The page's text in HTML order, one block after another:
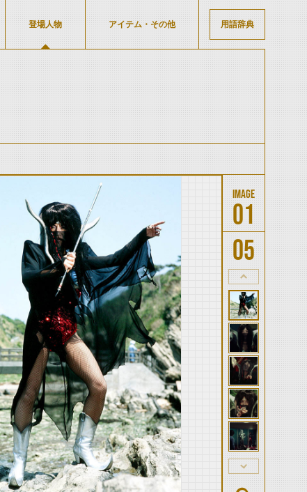
登場人物 アイテム・その他 用語辞典
01
05